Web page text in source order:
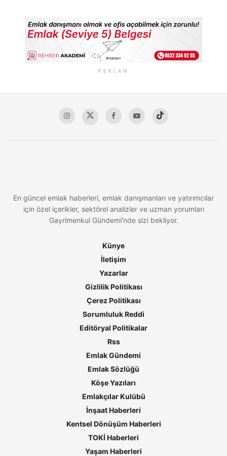
REKLAM
En güncel emlak haberleri, emlak danışmanları ve yatırımcılar
için özel içerikler, sektörel analizler ve uzman yorumları
Gayrimenkul Gündemi'nde sizi bekliyor.
Künye
İletişim
Yazarlar
Gizlilik Politikası
Çerez Politikası
Sorumluluk Reddi
Editöryal Politikalar
Rss
Emlak Gündemi
Emlak Sözlüğü
Köşe Yazıları
Emlakçılar Kulübü
İnşaat Haberleri
Kentsel Dönüşüm Haberleri
TOKİ Haberleri
Yaşam Haberleri